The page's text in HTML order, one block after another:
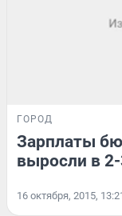
ГОРОД
Зарплаты
выросли в 2-
16 октября, 2015,